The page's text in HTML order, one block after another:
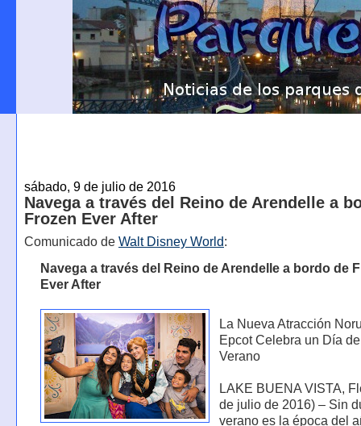
sábado, 9 de julio de 2016
Navega a través del Reino de Arendelle a
Frozen Ever After
Comunicado de Walt Disney World:
Navega a través del Reino de Arendelle a bordo de
Ever After
La Nueva Atracción
Epcot Celebra un Día
Verano
LAKE BUENA VISTA,
de julio de 2016) – Sin
verano es la época del